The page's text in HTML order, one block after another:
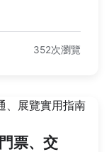
352次瀏覽
票、交